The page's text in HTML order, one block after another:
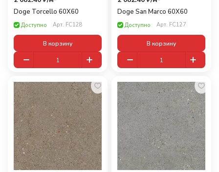
Doge Torcello 60X60
Доступно Арт. FC128
В корзину
Doge San Marco 60X60
Доступно Арт. FC127
В корзину